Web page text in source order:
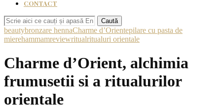
CONTACT
Caută
beautybronzare hennaCharme d’Orientepilare cu pasta de
mierehammamreviewritualritualuri orientale
Charme d’Orient, alchimia
frumusetii si a ritualurilor
orientale